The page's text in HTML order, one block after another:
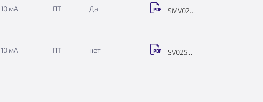
10 мА ПТ Да SMV02...
10 мА ПТ нет SV025...